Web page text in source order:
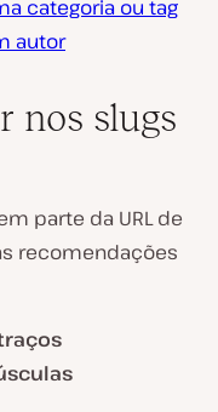
categoria ou tag
autor
nos slugs
parte da URL de
recomendações